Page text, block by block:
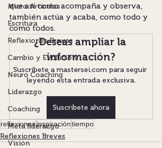
Micro Artículos
Escritura
Reflexiones Breves
Cambio y Evolución
Neuro Coaching
Liderazgo
Coaching
Meta liderazgo
Visión
que así como acompaña y observa,
también actúa y acaba, como todo y
como todos.
¿Deseas ampliar la
información?
Suscríbete a mastersei.com para seguir
leyendo esta entrada exclusiva.
Suscríbete ahora
reflexionesinspiracióntiempo
Reflexiones Breves